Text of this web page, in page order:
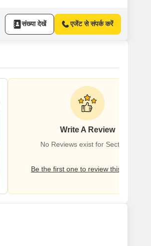
संख्या देखें एजेंट से संपर्क करें
Write A Review
No Reviews exist for Sector 11
Be the first one to review this locality